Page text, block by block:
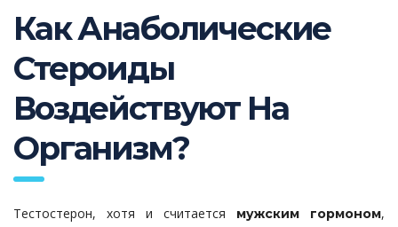
Как Анаболические
Стероиды
Воздействуют На
Организм?
Тестостерон, хотя и считается мужским гормоном,